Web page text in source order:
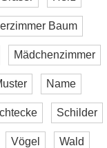
Baum
Mädchenzimmer
Name
Schilder
Vögel Wald